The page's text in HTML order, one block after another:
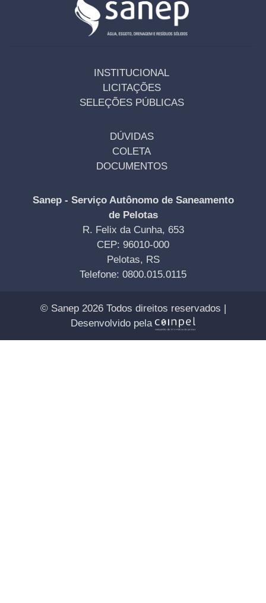
INSTITUCIONAL
LICITAÇÕES
SELEÇÕES PÚBLICAS
DÚVIDAS
COLETA
DOCUMENTOS
Sanep - Serviço Autônomo de Saneamento
de Pelotas
R. Felix da Cunha, 653
CEP: 96010-000
Pelotas, RS
Telefone: 0800.015.0115
© Sanep 2026 Todos direitos reservados |
Desenvolvido pela